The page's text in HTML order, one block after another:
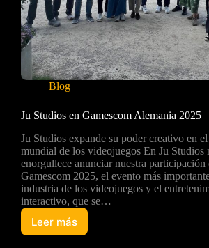
Blog
Ju Studios en Gamescom Alemania 2025
Ju Studios expande su poder creativo en
mundial de los videojuegos En Ju Studios
enorgullece anunciar nuestra participación
Gamescom 2025, el evento más
industria de los videojuegos y el
interactivo, que se…
Leer más
Ju